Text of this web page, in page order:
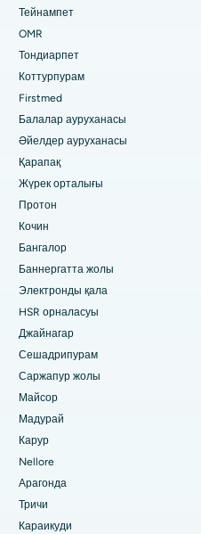
табыңыз
аурухана
ең үздік жүрек
ең жақсы аурухана
үздік аурухана
ең жақсы аурухана
Карур
ең үздік аурухана
аурухана
ең жақсы аурухана
үздік аурухана
ең жақсы аурухана
ең үздік аурухана
жолындағы ең жақсы
ең үздік аурухана
Тейнампет
OMR
Тондиарпет
Коттурпурам
Firstmed
Балалар ауруханасы
Әйелдер ауруханасы
Қарапақ
Жүрек орталығы
Протон
Кочин
Бангалор
Баннергатта жолы
Электронды қала
HSR орналасуы
Джайнагар
Сешадрипурам
Саржапур жолы
Майсор
Мадурай
Карур
Nellore
Арагонда
Тричи
Караикуди